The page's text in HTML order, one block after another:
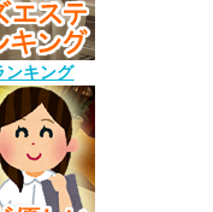
ンキング